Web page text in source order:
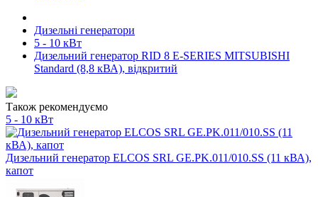
Дизельні генератори
5 - 10 кВт
Дизельний генератор RID 8 E-SERIES MITSUBISHI
Standard (8,8 кВА), відкритий
Також рекомендуємо
5 - 10 кВт
Дизельний генератор ELCOS SRL GE.PK.011/010.SS (11 кВА),
капот